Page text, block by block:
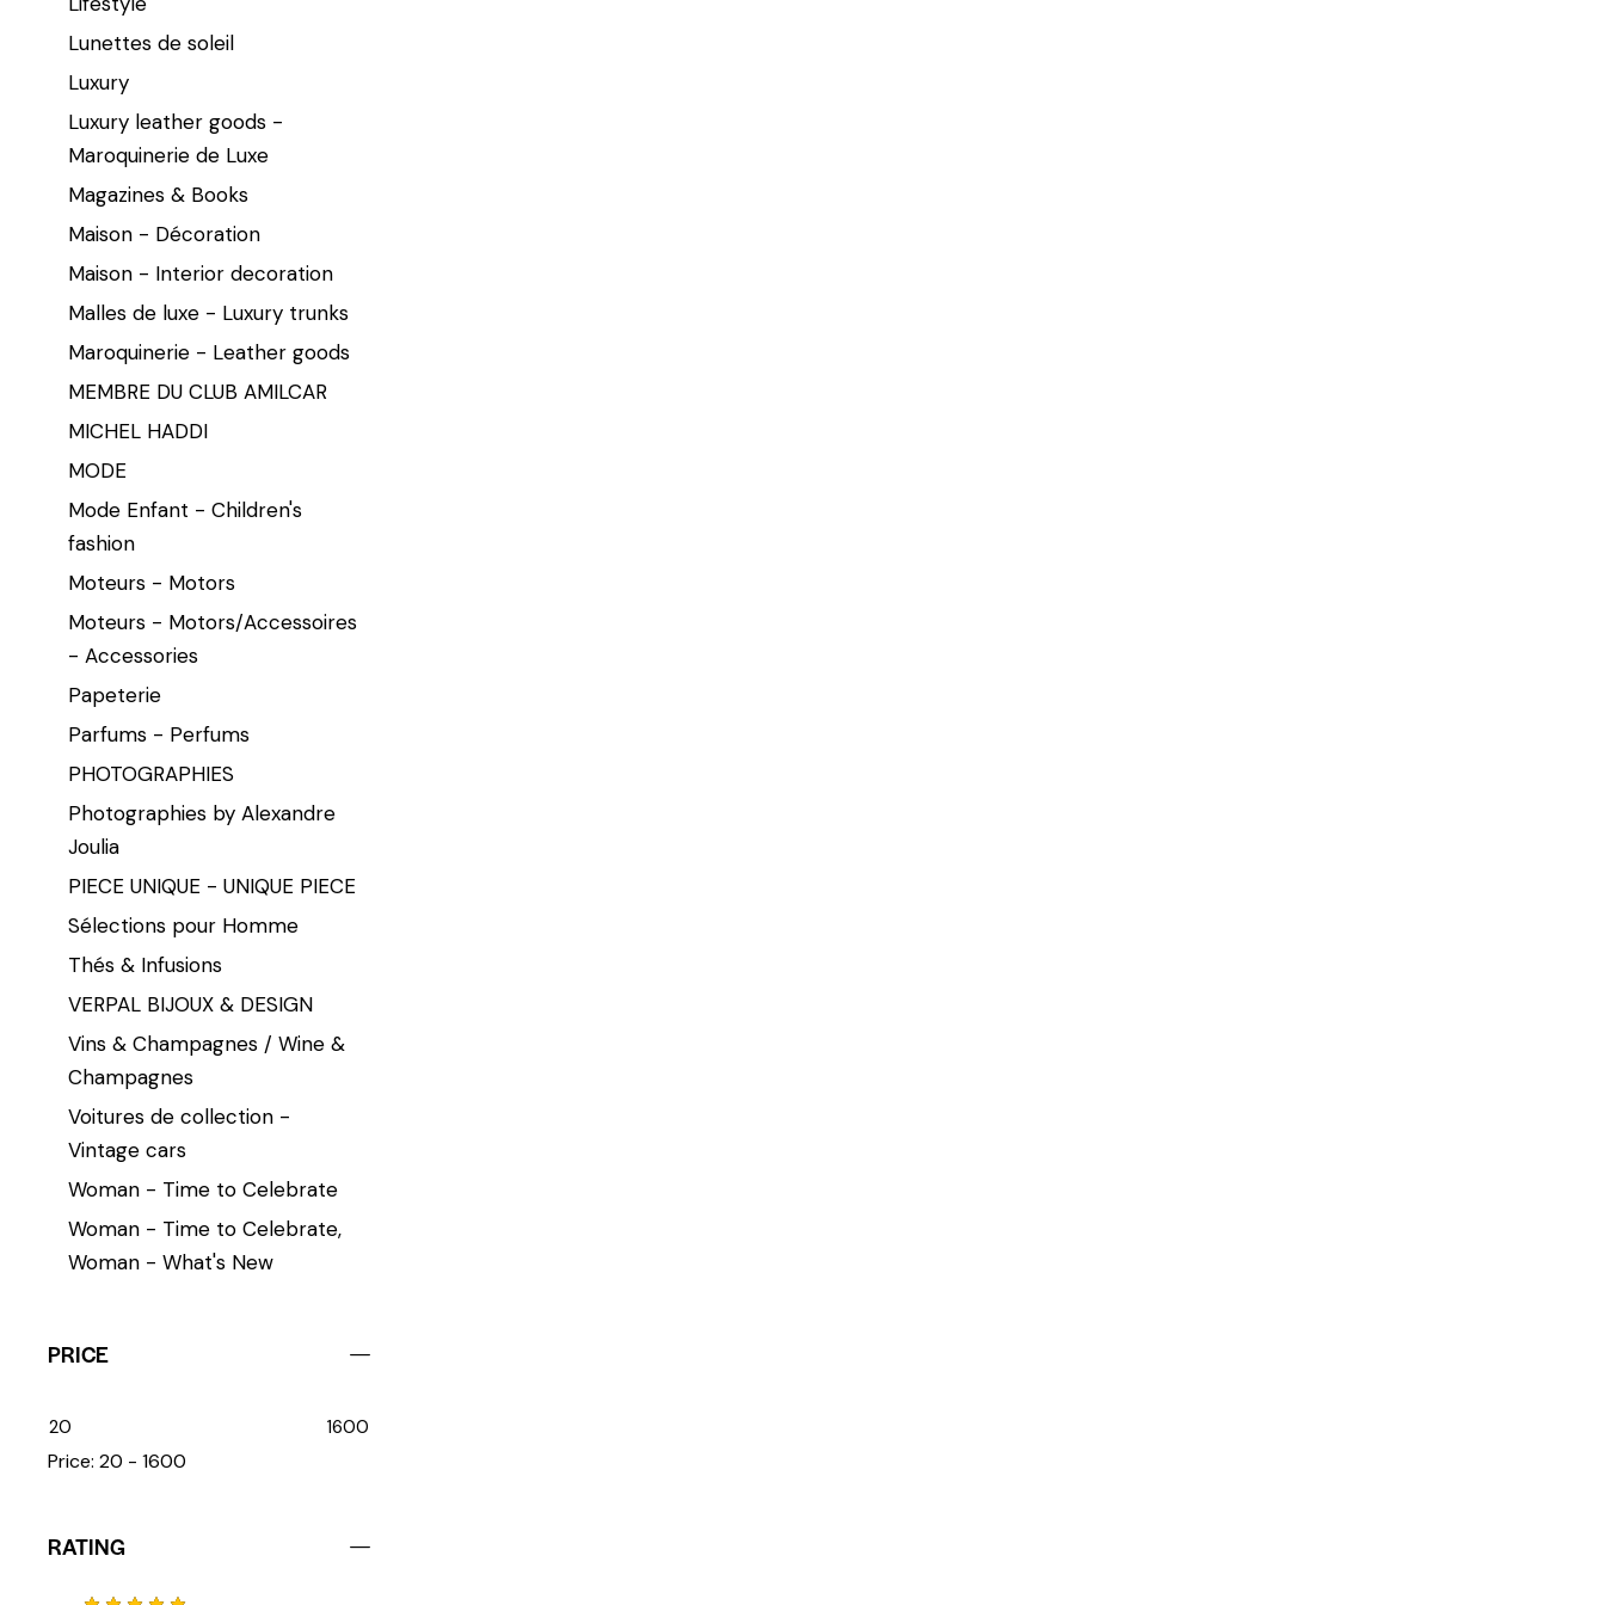
Lunettes de soleil
Luxury
Luxury leather goods -
Maroquinerie de Luxe
Magazines & Books
Maison - Décoration
Maison - Interior decoration
Malles de luxe - Luxury trunks
Maroquinerie - Leather goods
MEMBRE DU CLUB AMILCAR
MICHEL HADDI
MODE
Mode Enfant - Children's
fashion
Moteurs - Motors
Moteurs - Motors/Accessoires
- Accessories
Papeterie
Parfums - Perfums
PHOTOGRAPHIES
Photographies by Alexandre
Joulia
PIECE UNIQUE - UNIQUE PIECE
Sélections pour Homme
Thés & Infusions
VERPAL BIJOUX & DESIGN
Vins & Champagnes / Wine &
Champagnes
Voitures de collection -
Vintage cars
Woman - Time to Celebrate
Woman - Time to Celebrate,
Woman - What's New
PRICE
20 1600
Price: 20 - 1600
RATING